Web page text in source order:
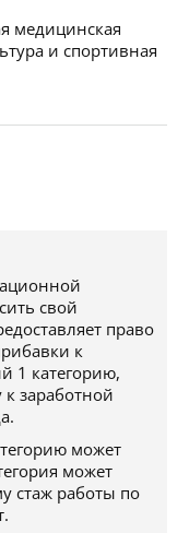
медицинская
и спортивная
свой
право
к
1 категорию,
заработной
может
может
стаж работы по